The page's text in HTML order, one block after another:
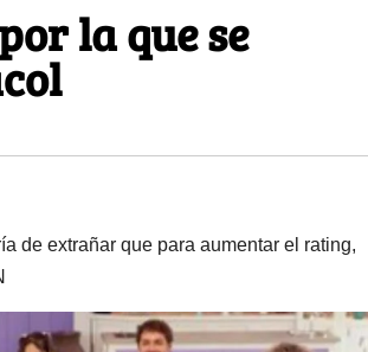
la que se
de extrañar que para aumentar el rating,